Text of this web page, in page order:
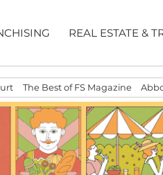
REAL ESTATE &
The Best of FS Magazine